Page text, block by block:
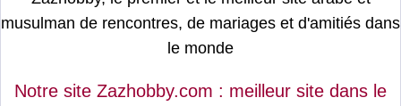
musulman de rencontres, de mariages et d'amitiés dans
le monde
Notre site Zazhobby.com : meilleur site dans le